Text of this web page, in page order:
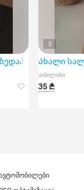
3
Ახალი
თბილისი
35 ₾